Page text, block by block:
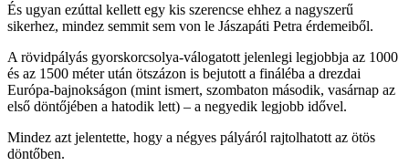
És ugyan ezúttal kellett egy kis szerencse ehhez a nagyszerű
sikerhez, mindez semmit sem von le Jászapáti Petra érdemeiből.
A rövidpályás gyorskorcsolya-válogatott jelenlegi legjobbja az 1000
és az 1500 méter után ötszázon is bejutott a fináléba a drezdai
Európa-bajnokságon (mint ismert, szombaton második, vasárnap az
első döntőjében a hatodik lett) – a negyedik legjobb idővel.
Mindez azt jelentette, hogy a négyes pályáról rajtolhatott az ötös
döntőben.